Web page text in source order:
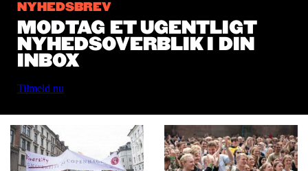
NYHEDSBREV
MODTAG ET UGENTLIGT
NYHEDSOVERBLIK I DIN
INBOX
Tilmeld nu